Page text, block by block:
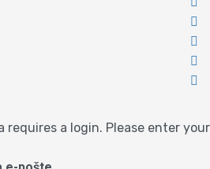
requires a login. Please enter your